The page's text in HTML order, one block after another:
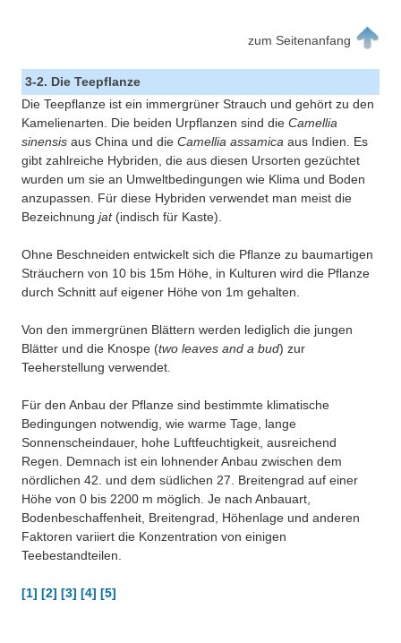
zum Seitenanfang
3-2. Die Teepflanze
Die Teepflanze ist ein immergrüner Strauch und gehört zu den
Kamelienarten. Die beiden Urpflanzen sind die Camellia
sinensis aus China und die Camellia assamica aus Indien. Es
gibt zahlreiche Hybriden, die aus diesen Ursorten gezüchtet
wurden um sie an Umweltbedingungen wie Klima und Boden
anzupassen. Für diese Hybriden verwendet man meist die
Bezeichnung jat(indisch für Kaste).
Ohne Beschneiden entwickelt sich die Pflanze zu baumartigen
Sträuchern von 10 bis 15m Höhe, in Kulturen wird die Pflanze
durch Schnitt auf eigener Höhe von 1m gehalten.
Von den immergrünen Blättern werden lediglich die jungen
Blätter und die Knospe (two leaves and a bud) zur
Teeherstellung verwendet.
Für den Anbau der Pflanze sind bestimmte klimatische
Bedingungen notwendig, wie warme Tage, lange
Sonnenscheindauer, hohe Luftfeuchtigkeit, ausreichend
Regen. Demnach ist ein lohnender Anbau zwischen dem
nördlichen 42. und dem südlichen 27. Breitengrad auf einer
Höhe von 0 bis 2200 m möglich. Je nach Anbauart,
Bodenbeschaffenheit, Breitengrad, Höhenlage und anderen
Faktoren variiert die Konzentration von einigen
Teebestandteilen.
[1] [2] [3] [4] [5]